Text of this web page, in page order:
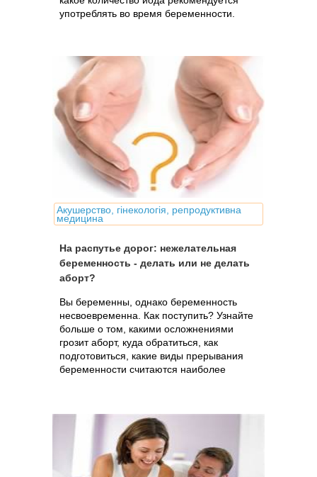
употреблять во время беременности.
Акушерство, гінекологія, репродуктивна
медицина
На распутье дорог: нежелательная
беременность - делать или не делать
аборт?
Вы беременны, однако беременность
несвоевременна. Как поступить? Узнайте
больше о том, какими осложнениями
грозит аборт, куда обратиться, как
подготовиться, какие виды прерывания
беременности считаются наиболее